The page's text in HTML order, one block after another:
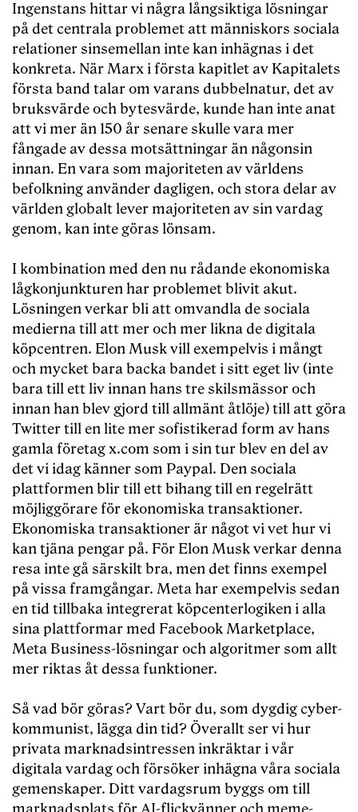
Ingenstans hittar vi några långsiktiga lösningar
på det centrala problemet att människors sociala
relationer sinsemellan inte kan inhägnas i det
konkreta. När Marx i första kapitlet av Kapitalets
första band talar om varans dubbelnatur, det av
bruksvärde och bytesvärde, kunde han inte anat
att vi mer än 150 år senare skulle vara mer
fångade av dessa motsättningar än någonsin
innan. En vara som majoriteten av världens
befolkning använder dagligen, och stora delar av
världen globalt lever majoriteten av sin vardag
genom, kan inte göras lönsam.
I kombination med den nu rådande ekonomiska
lågkonjunkturen har problemet blivit akut.
Lösningen verkar bli att omvandla de sociala
medierna till att mer och mer likna de digitala
köpcentren. Elon Musk vill exempelvis i mångt
och mycket bara backa bandet i sitt eget liv (inte
bara till ett liv innan hans tre skilsmässor och
innan han blev gjord till allmänt åtlöje) till att göra
Twitter till en lite mer sofistikerad form av hans
gamla företag x.com som i sin tur blev en del av
det vi idag känner som Paypal. Den sociala
plattformen blir till ett bihang till en regelrätt
möjliggörare för ekonomiska transaktioner.
Ekonomiska transaktioner är något vi vet hur vi
kan tjäna pengar på. För Elon Musk verkar denna
resa inte gå särskilt bra, men det finns exempel
på vissa framgångar. Meta har exempelvis sedan
en tid tillbaka integrerat köpcenterlogiken i alla
sina plattformar med Facebook Marketplace,
Meta Business-lösningar och algoritmer som allt
mer riktas åt dessa funktioner.
Så vad bör göras? Vart bör du, som dygdig cyber-
kommunist, lägga din tid? Överallt ser vi hur
privata marknadsintressen inkräktar i vår
digitala vardag och försöker inhägna våra sociala
gemenskaper. Ditt vardagsrum byggs om till